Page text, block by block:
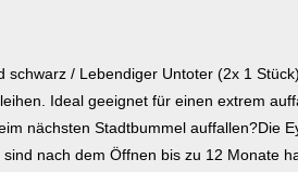
/ Lebendiger Untoter (2x 1
Ideal geeignet für einen extrem
nächsten Stadtbummel auffallen?Die
nach dem Öffnen bis zu 12 Monate